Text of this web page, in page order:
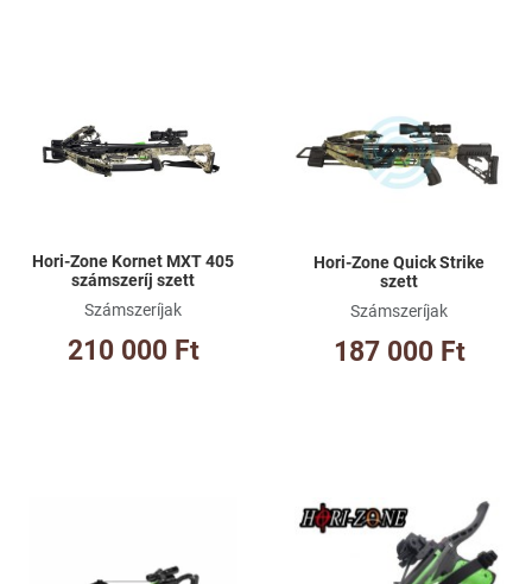
Összehasonlításhoz adom
Hori-Zone Kornet MXT 405
számszeríj szett
Számszeríjak
210 000 Ft
Hori-Zone Quick Strike
szett
Számszeríjak
187 000 Ft
Kívánságlistához adom
Összehasonlításhoz adom